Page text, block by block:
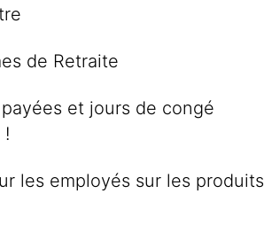
de Retraite
et jours de congé
!
les employés sur les produits